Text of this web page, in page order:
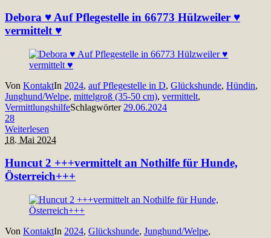
Debora ♥ Auf Pflegestelle in 66773 Hülzweiler ♥
vermittelt ♥
Von KontaktIn 2024, auf Pflegestelle in D, Glückshunde, Hündin,
Junghund/Welpe, mittelgroß (35-50 cm), vermittelt,
VermittlungshilfeSchlagwörter 29.06.2024
28
Weiterlesen
18. Mai 2024
Huncut 2 +++vermittelt an Nothilfe für Hunde,
Österreich+++
Von KontaktIn 2024, Glückshunde, Junghund/Welpe,